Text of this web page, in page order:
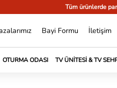
Tüm ürünlerde
Bayi Formu İletişim
OTURMA ODASI TV ÜNITESI & TV